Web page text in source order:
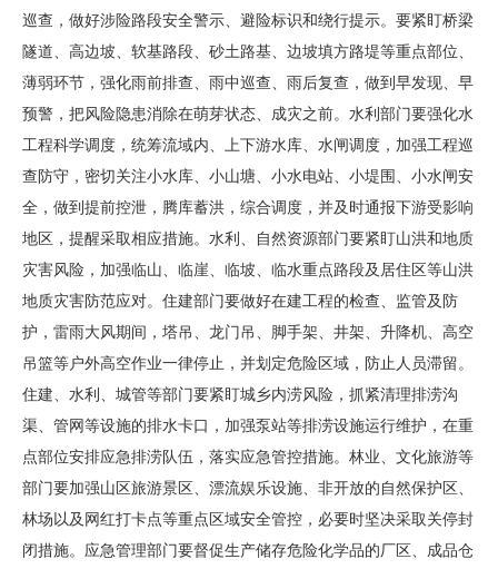
巡查，做好涉险路段安全警示、避险标识和绕行提示。要紧盯桥梁
隧道、高边坡、软基路段、砂土路基、边坡填方路堤等重点部位、
薄弱环节，强化雨前排查、雨中巡查、雨后复查，做到早发现、早
预警，把风险隐患消除在萌芽状态、成灾之前。水利部门要强化水
工程科学调度，统筹流域内、上下游水库、水闸调度，加强工程巡
查防守，密切关注小水库、小山塘、小水电站、小堤围、小水闸安
全，做到提前控泄，腾库蓄洪，综合调度，并及时通报下游受影响
地区，提醒采取相应措施。水利、自然资源部门要紧盯山洪和地质
灾害风险，加强临山、临崖、临坡、临水重点路段及居住区等山洪
地质灾害防范应对。住建部门要做好在建工程的检查、监管及防
护，雷雨大风期间，塔吊、龙门吊、脚手架、井架、升降机、高空
吊篮等户外高空作业一律停止，并划定危险区域，防止人员滞留。
住建、水利、城管等部门要紧盯城乡内涝风险，抓紧清理排涝沟
渠、管网等设施的排水卡口，加强泵站等排涝设施运行维护，在重
点部位安排应急排涝队伍，落实应急管控措施。林业、文化旅游等
部门要加强山区旅游景区、漂流娱乐设施、非开放的自然保护区、
林场以及网红打卡点等重点区域安全管控，必要时坚决采取关停封
闭措施。应急管理部门要督促生产储存危险化学品的厂区、成品仓